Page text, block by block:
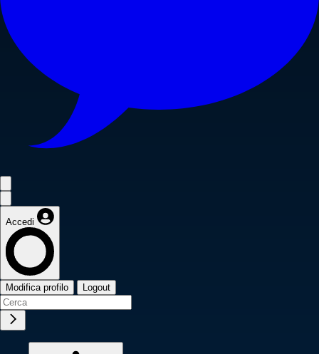
Accedi
Modifica profilo Logout